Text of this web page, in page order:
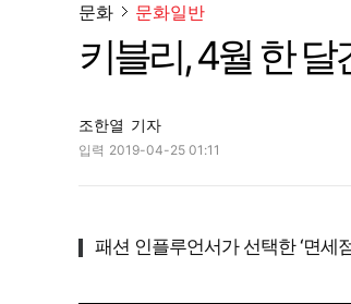
이 대통령, G7 정
문화 문화일반
키블리, 4월 한 달
조한열 기자
입력 2019-04-25 01:11
패션 인플루언서가 선택한 ‘면세